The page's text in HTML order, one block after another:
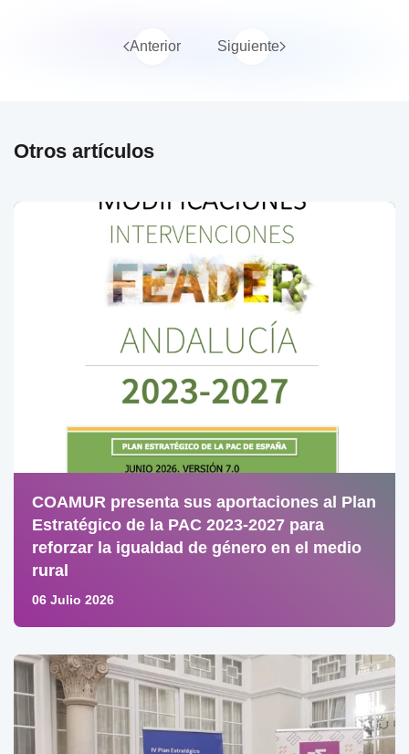
Anterior Siguiente
Otros artículos
COAMUR presenta sus aportaciones al Plan
Estratégico de la PAC 2023-2027 para
reforzar la igualdad de género en el medio
rural
06 Julio 2026